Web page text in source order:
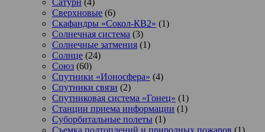
Сверхновые (6)
Скафандры «Сокол-КВ2» (1)
Солнечная система (3)
Солнечные затмения (1)
Солнце (24)
Союз (60)
Спутники «Ионосфера» (4)
Спутники связи (2)
Спутниковая система «Гонец» (1)
Станции приема информации (1)
Суборбитальные полеты (1)
Съемка подтоплений и природных пожаров (1)